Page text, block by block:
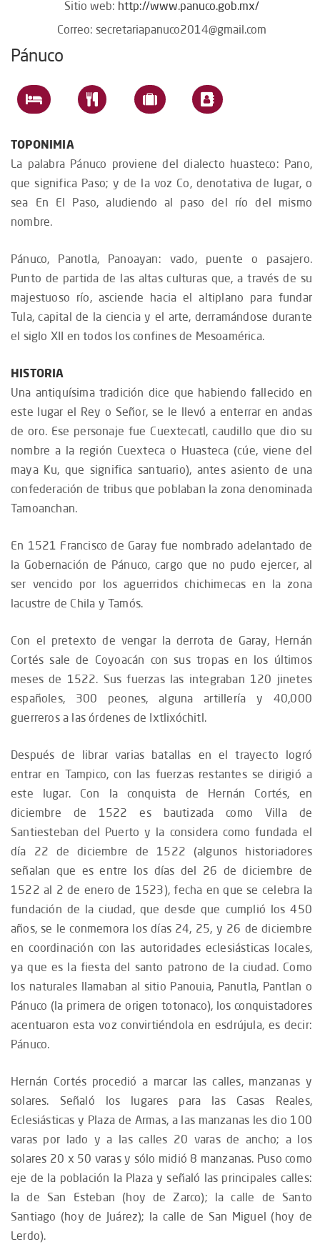
Sitio web: http://www.panuco.gob.mx/
Correo: secretariapanuco2014@gmail.com
Pánuco
TOPONIMIA
La palabra Pánuco proviene del dialecto huasteco: Pano,
que significa Paso; y de la voz Co, denotativa de lugar, o
sea En El Paso, aludiendo al paso del río del mismo
nombre.
Pánuco, Panotla, Panoayan: vado, puente o pasajero.
Punto de partida de las altas culturas que, a través de su
majestuoso río, asciende hacia el altiplano para fundar
Tula, capital de la ciencia y el arte, derramándose durante
el siglo XII en todos los confines de Mesoamérica.
HISTORIA
Una antiquísima tradición dice que habiendo fallecido en
este lugar el Rey o Señor, se le llevó a enterrar en andas
de oro. Ese personaje fue Cuextecatl, caudillo que dio su
nombre a la región Cuexteca o Huasteca (cúe, viene del
maya Ku, que significa santuario), antes asiento de una
confederación de tribus que poblaban la zona denominada
Tamoanchan.
En 1521 Francisco de Garay fue nombrado adelantado de
la Gobernación de Pánuco, cargo que no pudo ejercer, al
ser vencido por los aguerridos chichimecas en la zona
lacustre de Chila y Tamós.
Con el pretexto de vengar la derrota de Garay, Hernán
Cortés sale de Coyoacán con sus tropas en los últimos
meses de 1522. Sus fuerzas las integraban 120 jinetes
españoles, 300 peones, alguna artillería y 40,000
guerreros a las órdenes de Ixtlixóchitl.
Después de librar varias batallas en el trayecto logró
entrar en Tampico, con las fuerzas restantes se dirigió a
este lugar. Con la conquista de Hernán Cortés, en
diciembre de 1522 es bautizada como Villa de
Santiesteban del Puerto y la considera como fundada el
día 22 de diciembre de 1522 (algunos historiadores
señalan que es entre los días del 26 de diciembre de
1522 al 2 de enero de 1523), fecha en que se celebra la
fundación de la ciudad, que desde que cumplió los 450
años, se le conmemora los días 24, 25, y 26 de diciembre
en coordinación con las autoridades eclesiásticas locales,
ya que es la fiesta del santo patrono de la ciudad. Como
los naturales llamaban al sitio Panouia, Panutla, Pantlan o
Pánuco (la primera de origen totonaco), los conquistadores
acentuaron esta voz convirtiéndola en esdrújula, es decir:
Pánuco.
Hernán Cortés procedió a marcar las calles, manzanas y
solares. Señaló los lugares para las Casas Reales,
Eclesiásticas y Plaza de Armas, a las manzanas les dio 100
varas por lado y a las calles 20 varas de ancho; a los
solares 20 x 50 varas y sólo midió 8 manzanas. Puso como
eje de la población la Plaza y señaló las principales calles:
la de San Esteban (hoy de Zarco); la calle de Santo
Santiago (hoy de Juárez); la calle de San Miguel (hoy de
Lerdo).